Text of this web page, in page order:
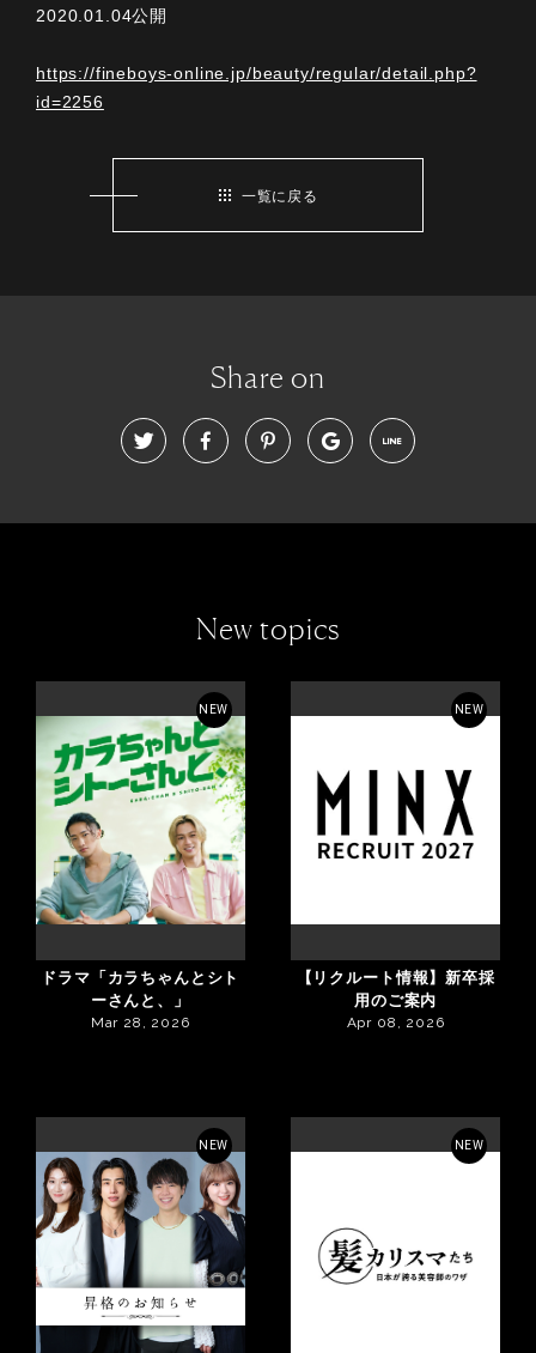
2020.01.04公開
https://fineboys-online.jp/beauty/regular/detail.php?
id=2256
一覧に戻る
Share on
New topics
NEW
ドラマ「カラちゃんとシト
ーさんと、」
Mar 28, 2026
NEW
【リクルート情報】新卒採
用のご案内
Apr 08, 2026
NEW NEW